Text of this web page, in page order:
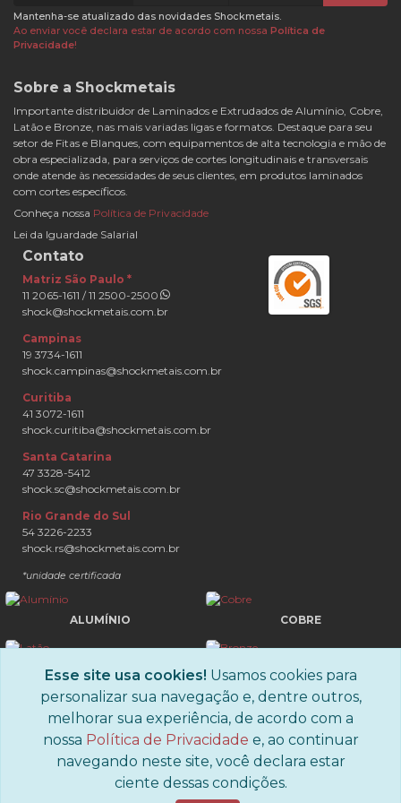
Mantenha-se atualizado das novidades Shockmetais.
Ao enviar você declara estar de acordo com nossa Política de
Privacidade!
Sobre a Shockmetais
Importante distribuidor de Laminados e Extrudados de Alumínio, Cobre,
Latão e Bronze, nas mais variadas ligas e formatos. Destaque para seu
setor de Fitas e Blanques, com equipamentos de alta tecnologia e mão de
obra especializada, para serviços de cortes longitudinais e transversais
onde atende às necessidades de seus clientes, em produtos laminados
com cortes específicos.
Conheça nossa Política de Privacidade
Lei da Iguardade Salarial
Contato
Matriz São Paulo *
11 2065-1611 / 11 2500-2500
shock@shockmetais.com.br
Campinas
19 3734-1611
shock.campinas@shockmetais.com.br
Curitiba
41 3072-1611
shock.curitiba@shockmetais.com.br
Santa Catarina
47 3328-5412
shock.sc@shockmetais.com.br
Rio Grande do Sul
54 3226-2233
shock.rs@shockmetais.com.br
*unidade certificada
ALUMÍNIO COBRE
LATÃO BRONZE
Esse site usa cookies! Usamos cookies para
personalizar sua navegação e, dentre outros,
melhorar sua experiência, de acordo com a
nossa Política de Privacidade e, ao continuar
navegando neste site, você declara estar
ciente dessas condições.